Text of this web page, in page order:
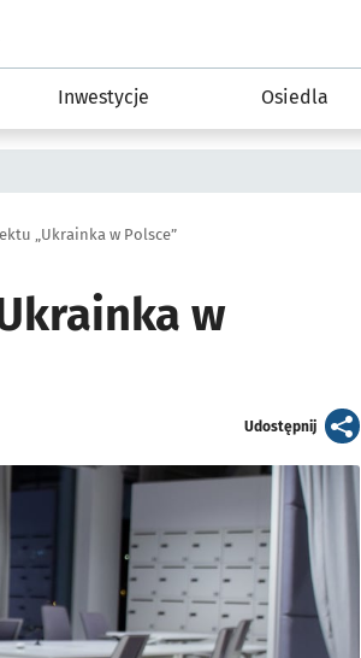
Dla mieszkańca
Inwestycje Osiedla
„Ukrainka w Polsce”
w
Udostępnijartykuł